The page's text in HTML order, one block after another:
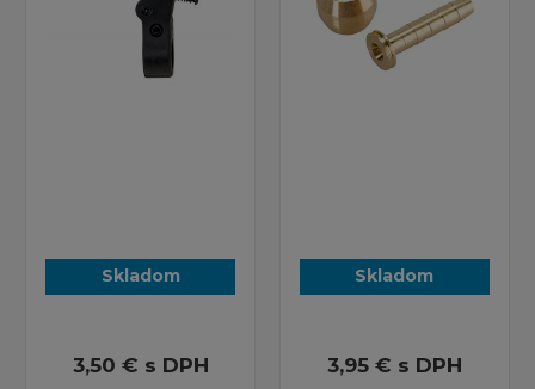
Skladom
3,50 € s DPH
Skladom
3,95 € s DPH